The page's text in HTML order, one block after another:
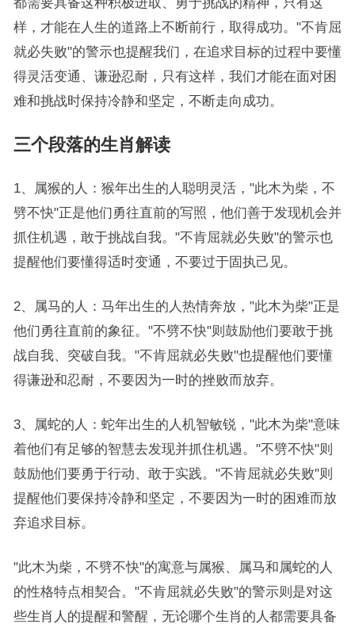
样，才能在人生的道路上不断前行，取得成功。"不肯屈
就必失败"的警示也提醒我们，在追求目标的过程中要懂
得灵活变通、谦逊忍耐，只有这样，我们才能在面对困
难和挑战时保持冷静和坚定，不断走向成功。
三个段落的生肖解读
1、属猴的人：猴年出生的人聪明灵活，"此木为柴，不
劈不快"正是他们勇往直前的写照，他们善于发现机会并
抓住机遇，敢于挑战自我。"不肯屈就必失败"的警示也
提醒他们要懂得适时变通，不要过于固执己见。
2、属马的人：马年出生的人热情奔放，"此木为柴"正是
他们勇往直前的象征。"不劈不快"则鼓励他们要敢于挑
战自我、突破自我。"不肯屈就必失败"也提醒他们要懂
得谦逊和忍耐，不要因为一时的挫败而放弃。
3、属蛇的人：蛇年出生的人机智敏锐，"此木为柴"意味
着他们有足够的智慧去发现并抓住机遇。"不劈不快"则
鼓励他们要勇于行动、敢于实践。"不肯屈就必失败"则
提醒他们要保持冷静和坚定，不要因为一时的困难而放
弃追求目标。
"此木为柴，不劈不快"的寓意与属猴、属马和属蛇的人
的性格特点相契合。"不肯屈就必失败"的警示则是对这
些生肖人的提醒和警醒，无论哪个生肖的人都需要具备